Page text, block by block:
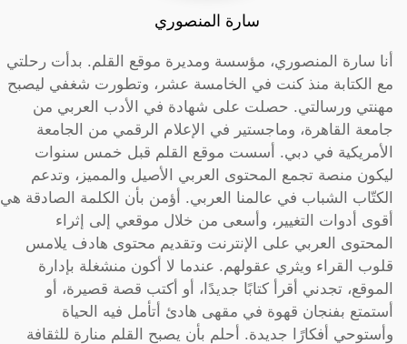
سارة المنصوري
أنا سارة المنصوري، مؤسسة ومديرة موقع القلم. بدأت رحلتي
مع الكتابة منذ كنت في الخامسة عشر، وتطورت شغفي ليصبح
مهنتي ورسالتي. حصلت على شهادة في الأدب العربي من
جامعة القاهرة، وماجستير في الإعلام الرقمي من الجامعة
الأمريكية في دبي. أسست موقع القلم قبل خمس سنوات
ليكون منصة تجمع المحتوى العربي الأصيل والمميز، وتدعم
الكتّاب الشباب في عالمنا العربي. أؤمن بأن الكلمة الصادقة هي
أقوى أدوات التغيير، وأسعى من خلال موقعي إلى إثراء
المحتوى العربي على الإنترنت وتقديم محتوى هادف يلامس
قلوب القراء ويثري عقولهم. عندما لا أكون منشغلة بإدارة
الموقع، تجدني أقرأ كتابًا جديدًا، أو أكتب قصة قصيرة، أو
أستمتع بفنجان قهوة في مقهى هادئ أتأمل فيه الحياة
وأستوحي أفكارًا جديدة. أحلم بأن يصبح القلم منارة للثقافة